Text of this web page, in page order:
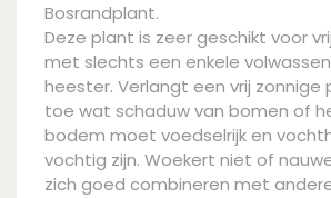
Bosrandplant.
Deze plant is zeer geschikt voor
met slechts een enkele
heester. Verlangt een vrij zonnige
toe wat schaduw van bomen of
bodem moet voedselrijk en
vochtig zijn. Woekert niet of
zich goed combineren met